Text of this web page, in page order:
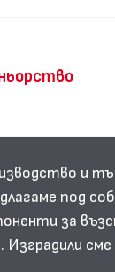
и
под
за